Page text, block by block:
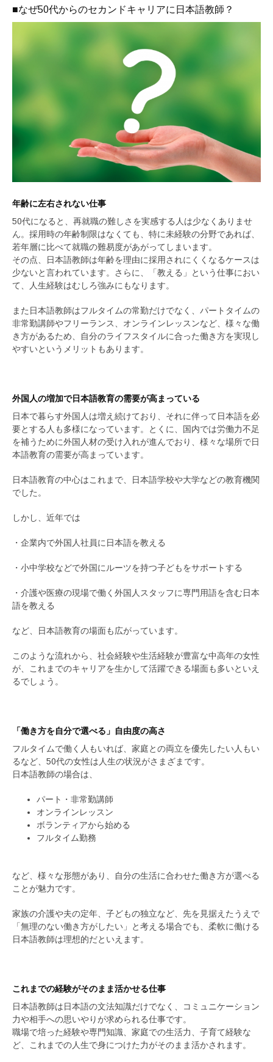
■なぜ50代からのセカンドキャリアに日本語教師？
年齢に左右されない仕事
50代になると、再就職の難しさを実感する人は少なくありませ
ん。採用時の年齢制限はなくても、特に未経験の分野であれば、
若年層に比べて就職の難易度があがってしまいます。
その点、日本語教師は年齢を理由に採用されにくくなるケースは
少ないと言われています。さらに、「教える」という仕事におい
て、人生経験はむしろ強みにもなります。
また日本語教師はフルタイムの常勤だけでなく、パートタイムの
非常勤講師やフリーランス、オンラインレッスンなど、様々な働
き方があるため、自分のライフスタイルに合った働き方を実現し
やすいというメリットもあります。
外国人の増加で日本語教育の需要が高まっている
日本で暮らす外国人は増え続けており、それに伴って日本語を必
要とする人も多様になっています。とくに、国内では労働力不足
を補うために外国人材の受け入れが進んでおり、様々な場所で日
本語教育の需要が高まっています。
日本語教育の中心はこれまで、日本語学校や大学などの教育機関
でした。
しかし、近年では
・企業内で外国人社員に日本語を教える
・小中学校などで外国にルーツを持つ子どもをサポートする
・介護や医療の現場で働く外国人スタッフに専門用語を含む日本
語を教える
など、日本語教育の場面も広がっています。
このような流れから、社会経験や生活経験が豊富な中高年の女性
が、これまでのキャリアを生かして活躍できる場面も多いといえ
るでしょう。
「働き方を自分で選べる」自由度の高さ
フルタイムで働く人もいれば、家庭との両立を優先したい人もい
るなど、50代の女性は人生の状況がさまざまです。
日本語教師の場合は、
パート・非常勤講師
オンラインレッスン
ボランティアから始める
フルタイム勤務
など、様々な形態があり、自分の生活に合わせた働き方が選べる
ことが魅力です。
家族の介護や夫の定年、子どもの独立など、先を見据えたうえで
「無理のない働き方がしたい」と考える場合でも、柔軟に働ける
日本語教師は理想的だといえます。
これまでの経験がそのまま活かせる仕事
日本語教師は日本語の文法知識だけでなく、コミュニケーション
力や相手への思いやりが求められる仕事です。
職場で培った経験や専門知識、家庭での生活力、子育て経験な
ど、これまでの人生で身につけた力がそのまま活かされます。